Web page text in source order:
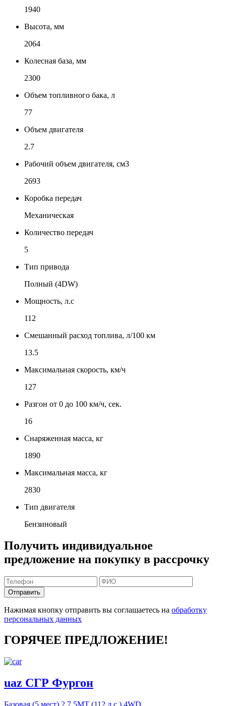
1940
Высота, мм
2064
Колесная база, мм
2300
Объем топливного бака, л
77
Объем двигателя
2.7
Рабочий объем двигателя, см3
2693
Коробка передач
Механическая
Количество передач
5
Тип привода
Полный (4DW)
Мощность, л.с
112
Смешанный расход топлива, л/100 км
13.5
Максимальная скорость, км/ч
127
Разгон от 0 до 100 км/ч, сек.
16
Снаряженная масса, кг
1890
Максимальная масса, кг
2830
Тип двигателя
Бензиновый
Получить индивидуальное
предложение на покупку в рассрочку
Отправить
Нажимая кнопку отправить вы соглашаетесь на обработку
персональных данных
ГОРЯЧЕЕ ПРЕДЛОЖЕНИЕ!
uaz СГР Фургон